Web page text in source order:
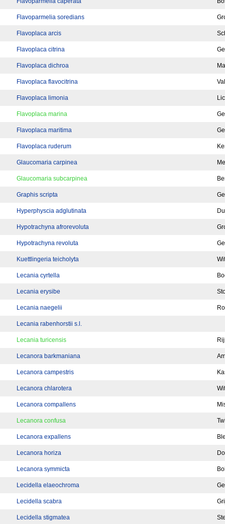
Flavoparmelia soredians
Flavoplaca arcis
Flavoplaca citrina
Flavoplaca dichroa
Flavoplaca flavocitrina
Flavoplaca limonia
Flavoplaca marina
Flavoplaca maritima
Flavoplaca ruderum
Glaucomaria carpinea
Glaucomaria subcarpinea
Graphis scripta
Hyperphyscia adglutinata
Hypotrachyna afrorevoluta
Hypotrachyna revoluta
Kuettlingeria teicholyta
Lecania cyrtella
Lecania erysibe
Lecania naegelii
Lecania rabenhorstii s.l.
Lecania turicensis
Lecanora barkmaniana
Lecanora campestris
Lecanora chlarotera
Lecanora compallens
Lecanora confusa
Lecanora expallens
Lecanora horiza
Lecanora symmicta
Lecidella elaeochroma
Lecidella scabra
Lecidella stigmatea